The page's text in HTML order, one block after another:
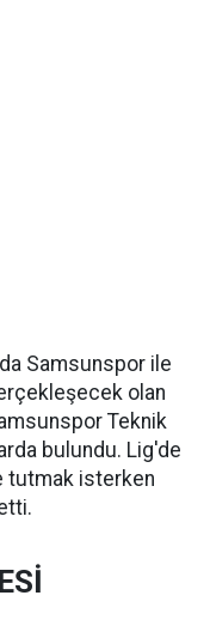
Samsunspor ile
olan
Teknik
bulundu. Lig'de
tutmak isterken